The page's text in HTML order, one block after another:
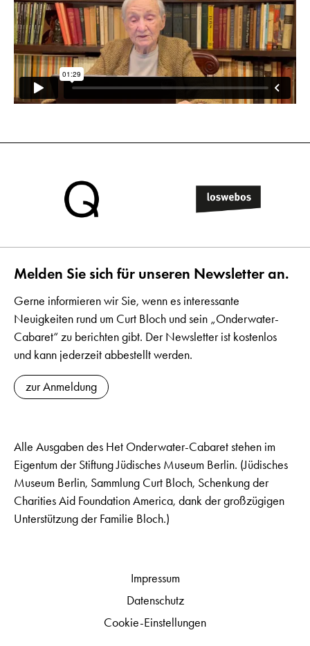
Melden Sie sich für unseren Newsletter an.
Gerne informieren wir Sie, wenn es interessante
Neuigkeiten rund um Curt Bloch und sein „Onderwater-
Cabaret“ zu berichten gibt. Der Newsletter ist kostenlos
und kann jederzeit abbestellt werden.
zur Anmeldung
Alle Ausgaben des Het Onderwater-Cabaret stehen im
Eigentum der Stiftung Jüdisches Museum Berlin. (Jüdisches
Museum Berlin, Sammlung Curt Bloch, Schenkung der
Charities Aid Foundation America, dank der großzügigen
Unterstützung der Familie Bloch.)
Impressum
Datenschutz
Cookie-Einstellungen